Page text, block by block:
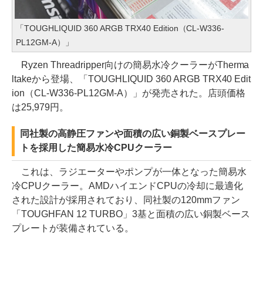
「TOUGHLIQUID 360 ARGB TRX40 Edition（CL-W336-
PL12GM-A）」
Ryzen Threadripper向けの簡易水冷クーラーがTherma
ltakeから登場、「TOUGHLIQUID 360 ARGB TRX40 Edit
ion（CL-W336-PL12GM-A）」が発売された。店頭価格
は25,979円。
同社製の高静圧ファンや面積の広い銅製ベースプレー
トを採用した簡易水冷CPUクーラー
これは、ラジエーターやポンプが一体となった簡易水
冷CPUクーラー。AMDハイエンドCPUの冷却に最適化
された設計が採用されており、同社製の120mmファン
「TOUGHFAN 12 TURBO」3基と面積の広い銅製ベース
プレートが装備されている。